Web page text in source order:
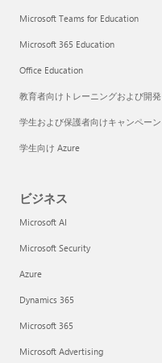
Microsoft Teams for Education
Microsoft 365 Education
Office Education
教育者向けトレーニングおよび開発
学生および保護者向けキャンペーン
学生向け Azure
ビジネス
Microsoft AI
Microsoft Security
Azure
Dynamics 365
Microsoft 365
Microsoft Advertising